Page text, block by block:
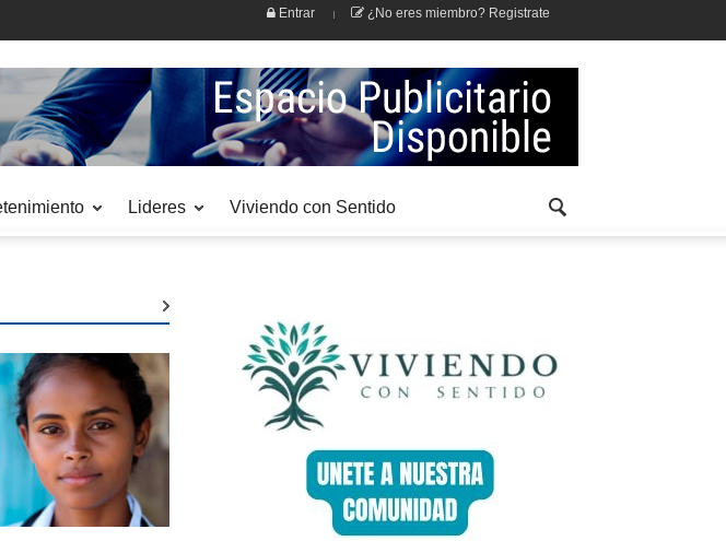
Entrar ¿No eres miembro? Registrate
Lideres Viviendo con Sentido